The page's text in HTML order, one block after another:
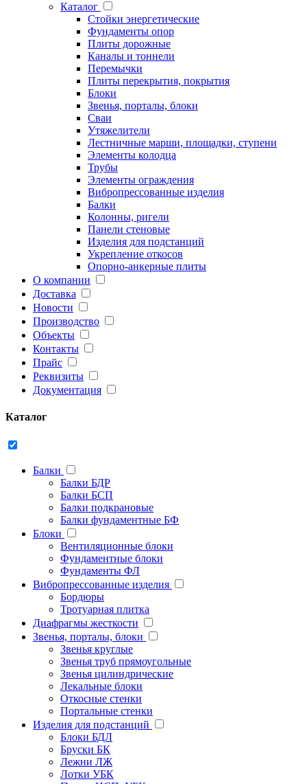
Каталог
Стойки энергетические
Фундаменты опор
Плиты дорожные
Каналы и тоннели
Перемычки
Плиты перекрытия, покрытия
Блоки
Звенья, порталы, блоки
Сваи
Утяжелители
Лестничные марши, площадки, ступени
Элементы колодца
Трубы
Элементы ограждения
Вибропрессованные изделия
Балки
Колонны, ригели
Панели стеновые
Изделия для подстанций
Укрепление откосов
Опорно-анкерные плиты
О компании
Доставка
Новости
Производство
Объекты
Контакты
Прайс
Реквизиты
Документация
Каталог
Балки
Балки БДР
Балки БСП
Балки подкрановые
Балки фундаментные БФ
Блоки
Вентиляционные блоки
Фундаментные блоки
Фундаменты ФЛ
Вибропрессованные изделия
Бордюры
Тротуарная плитка
Диафрагмы жесткости
Звенья, порталы, блоки
Звенья круглые
Звенья труб прямоугольные
Звенья цилиндрические
Лекальные блоки
Откосные стенки
Портальные стенки
Изделия для подстанций
Блоки БДЛ
Бруски БК
Лежни ЛЖ
Лотки УБК